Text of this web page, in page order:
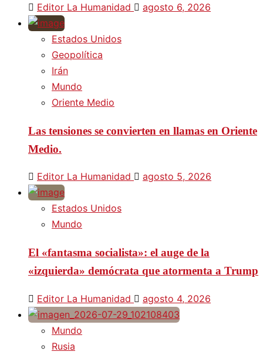
Editor La Humanidad agosto 6, 2026
Estados Unidos
Geopolítica
Irán
Mundo
Oriente Medio
Las tensiones se convierten en llamas en Oriente
Medio.
Editor La Humanidad agosto 5, 2026
Estados Unidos
Mundo
El «fantasma socialista»: el auge de la
«izquierda» demócrata que atormenta a Trump
Editor La Humanidad agosto 4, 2026
Mundo
Rusia